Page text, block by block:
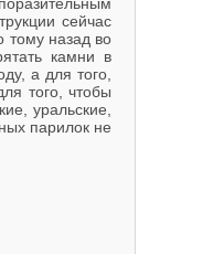
сейчас
тому назад во
камни в
а для того,
того, чтобы
уральские,
парилок не